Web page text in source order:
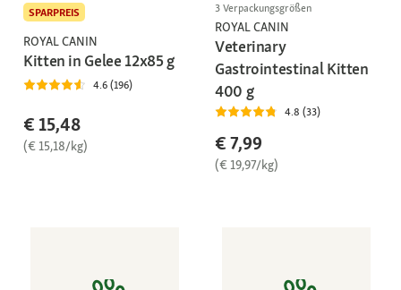
SPARPREIS
ROYAL CANIN
Kitten in Gelee 12x85 g
4.6 (196)
€ 15,48
(€ 15,18/kg)
3 Verpackungsgrößen
ROYAL CANIN
Veterinary
Gastrointestinal Kitten
400 g
4.8 (33)
€ 7,99
(€ 19,97/kg)